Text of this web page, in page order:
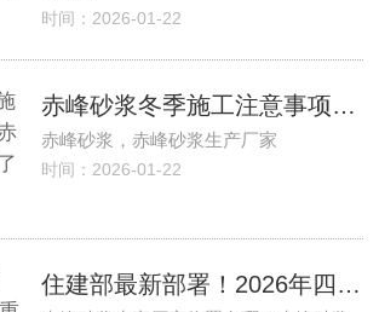
时间：2026-01-22
赤峰砂浆冬季施工注意事项，很赤峰砂浆厂家都不了解
赤峰砂浆，赤峰砂浆生产厂家
时间：2026-01-22
住建部最新部署！2026年四大重点任务定了！赤峰砂浆厂位置？